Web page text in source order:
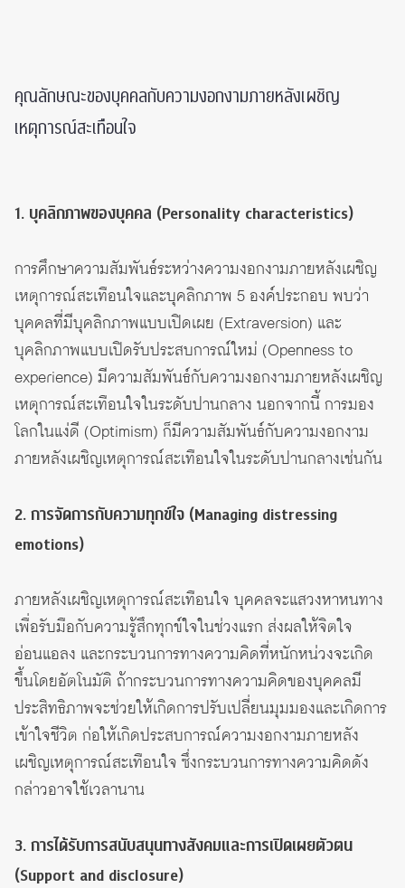
คุณลักษณะของบุคคลกับความงอกงามภายหลังเผชิญ
เหตุการณ์สะเทือนใจ
1. บุคลิกภาพของบุคคล (Personality characteristics)
การศึกษาความสัมพันธ์ระหว่างความงอกงามภายหลังเผชิญ
เหตุการณ์สะเทือนใจและบุคลิกภาพ 5 องค์ประกอบ พบว่า
บุคคลที่มีบุคลิกภาพแบบเปิดเผย (Extraversion) และ
บุคลิกภาพแบบเปิดรับประสบการณ์ใหม่ (Openness to
experience) มีความสัมพันธ์กับความงอกงามภายหลังเผชิญ
เหตุการณ์สะเทือนใจในระดับปานกลาง นอกจากนี้ การมอง
โลกในแง่ดี (Optimism) ก็มีความสัมพันธ์กับความงอกงาม
ภายหลังเผชิญเหตุการณ์สะเทือนใจในระดับปานกลางเช่นกัน
2. การจัดการกับความทุกข์ใจ (Managing distressing
emotions)
ภายหลังเผชิญเหตุการณ์สะเทือนใจ บุคคลจะแสวงหาหนทาง
เพื่อรับมือกับความรู้สึกทุกข์ใจในช่วงแรก ส่งผลให้จิตใจ
อ่อนแอลง และกระบวนการทางความคิดที่หนักหน่วงจะเกิด
ขึ้นโดยอัตโนมัติ ถ้ากระบวนการทางความคิดของบุคคลมี
ประสิทธิภาพจะช่วยให้เกิดการปรับเปลี่ยนมุมมองและเกิดการ
เข้าใจชีวิต ก่อให้เกิดประสบการณ์ความงอกงามภายหลัง
เผชิญเหตุการณ์สะเทือนใจ ซึ่งกระบวนการทางความคิดดัง
กล่าวอาจใช้เวลานาน
3. การได้รับการสนับสนุนทางสังคมและการเปิดเผยตัวตน
(Support and disclosure)